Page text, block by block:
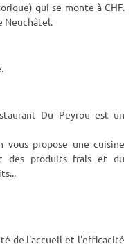
qui se monte à CHF.
Neuchâtel.
Du Peyrou est un
vous propose une cuisine
des produits frais et du
...
de l'accueil et l'efficacité